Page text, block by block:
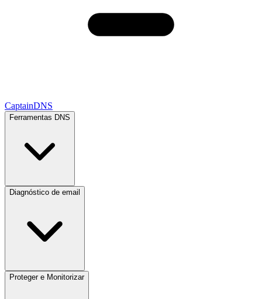
CaptainDNS
Ferramentas DNS
Diagnóstico de email
Proteger e Monitorizar